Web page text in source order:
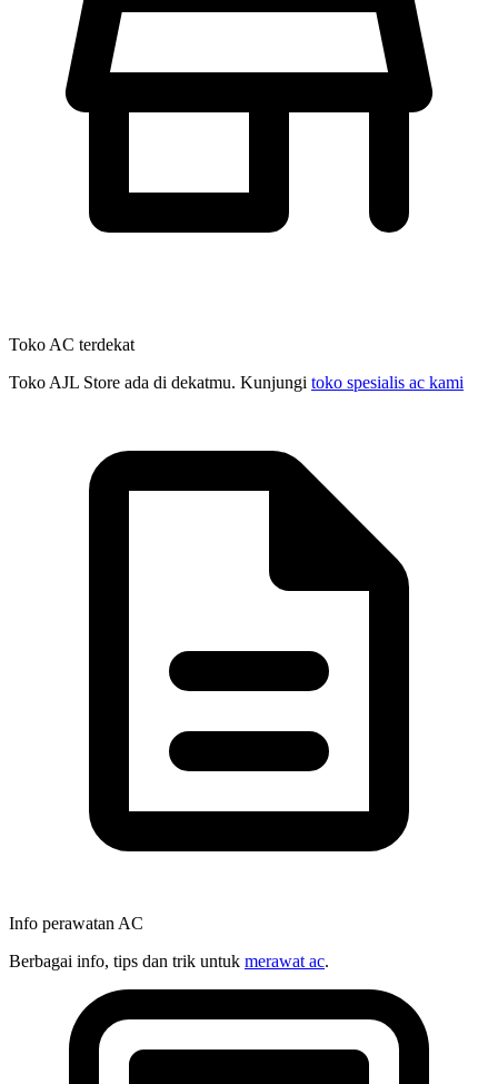
Toko AC terdekat
Toko AJL Store ada di dekatmu. Kunjungi toko spesialis ac kami
Info perawatan AC
Berbagai info, tips dan trik untuk merawat ac.